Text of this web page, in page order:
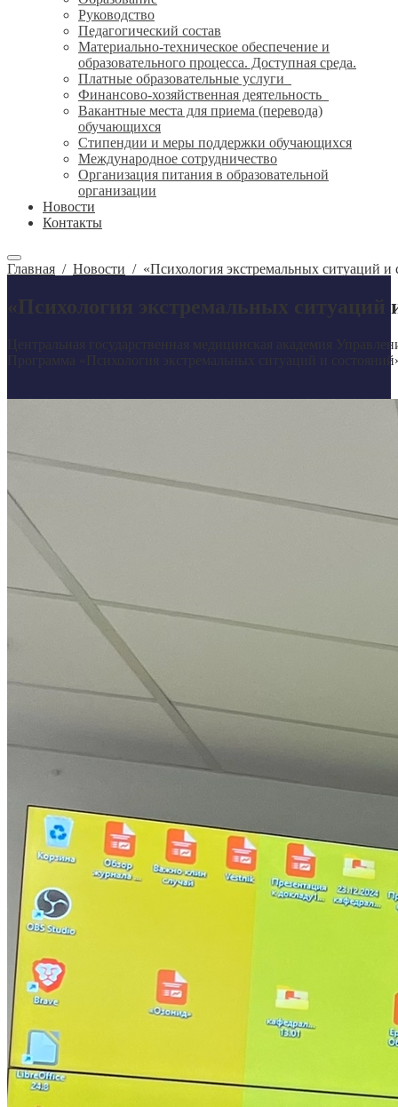
Руководство
Педагогический состав
Материально-техническое обеспечение и
образовательного процесса. Доступная среда.
Платные образовательные услуги
Финансово-хозяйственная деятельность
Вакантные места для приема (перевода)
обучающихся
Стипендии и меры поддержки обучающихся
Международное сотрудничество
Организация питания в образовательной
организации
Новости
Контакты
Главная / Новости / «Психология экстремальных ситуаций и
«Психология экстремальных ситуаций
Центральная государственная медицинская академия
Программа «Психология экстремальных ситуаций и